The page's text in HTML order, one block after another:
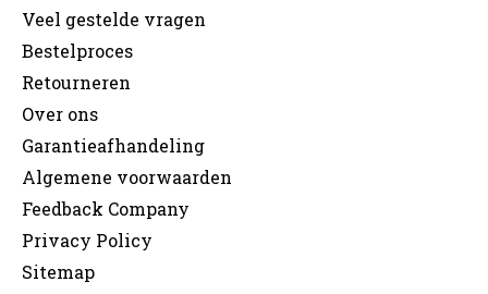
Veel gestelde vragen
Bestelproces
Retourneren
Over ons
Garantieafhandeling
Algemene voorwaarden
Feedback Company
Privacy Policy
Sitemap